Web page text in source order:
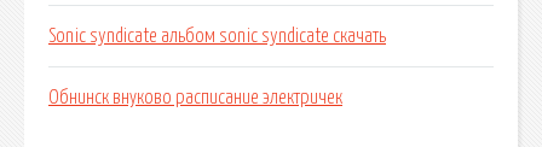
Sonic syndicate альбом sonic syndicate скачать
Обнинск внуково расписание электричек